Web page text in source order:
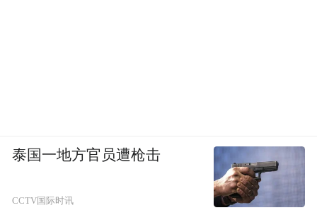
泰国一地方官员遭枪击
CCTV国际时讯